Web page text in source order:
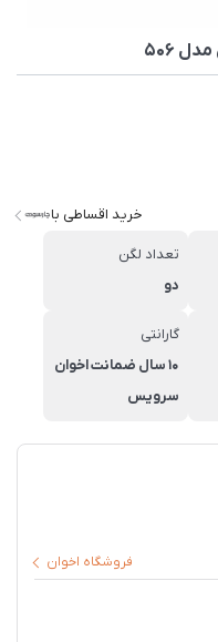
506
خرید اقساطی با
تعداد لگن
دو
گارانتی
10 سال ضمانت اخوان
سرویس
فروشگاه اخوان